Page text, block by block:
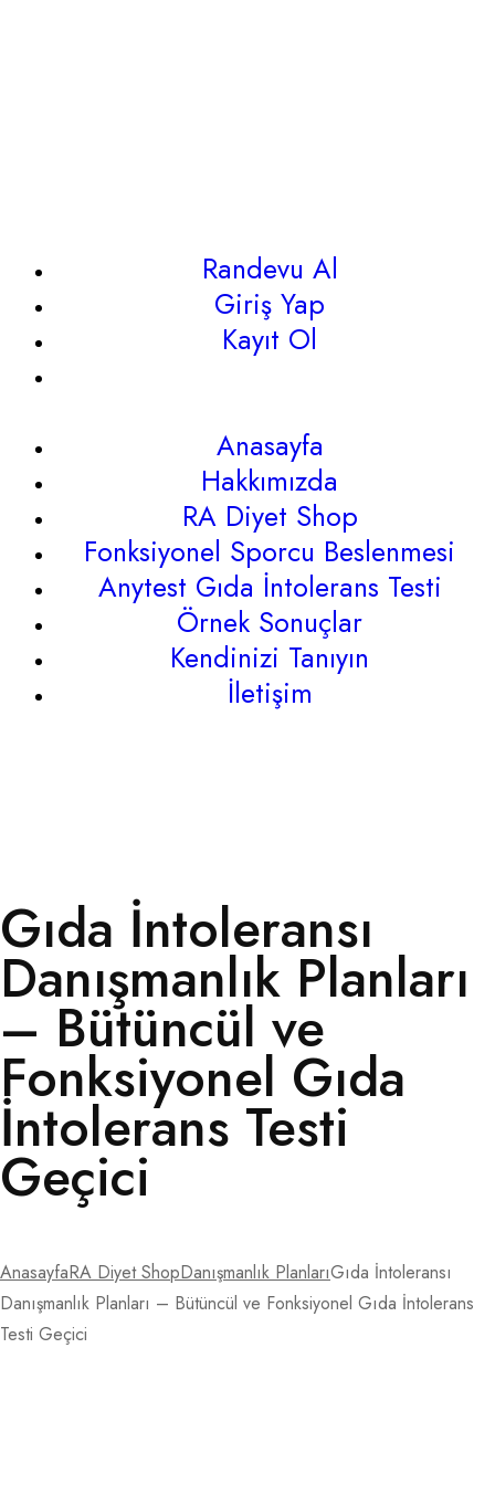
Randevu Al
Giriş Yap
Kayıt Ol
Anasayfa
Hakkımızda
RA Diyet Shop
Fonksiyonel Sporcu Beslenmesi
Anytest Gıda İntolerans Testi
Örnek Sonuçlar
Kendinizi Tanıyın
İletişim
Gıda İntoleransı
Danışmanlık Planları
– Bütüncül ve
Fonksiyonel Gıda
İntolerans Testi
Geçici
AnasayfaRA Diyet ShopDanışmanlık PlanlarıGıda İntoleransı
Danışmanlık Planları – Bütüncül ve Fonksiyonel Gıda İntolerans
Testi Geçici